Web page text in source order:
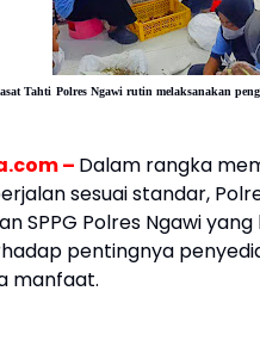
Tahti Polres Ngawi rutin melaksanakan
– Dalam rangka
sesuai standar,
SPPG Polres Ngawi
pentingnya
manfaat.